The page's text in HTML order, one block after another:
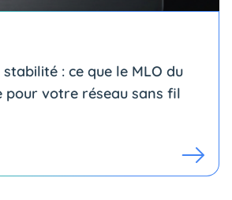
: ce que le MLO du
pour votre réseau sans fil